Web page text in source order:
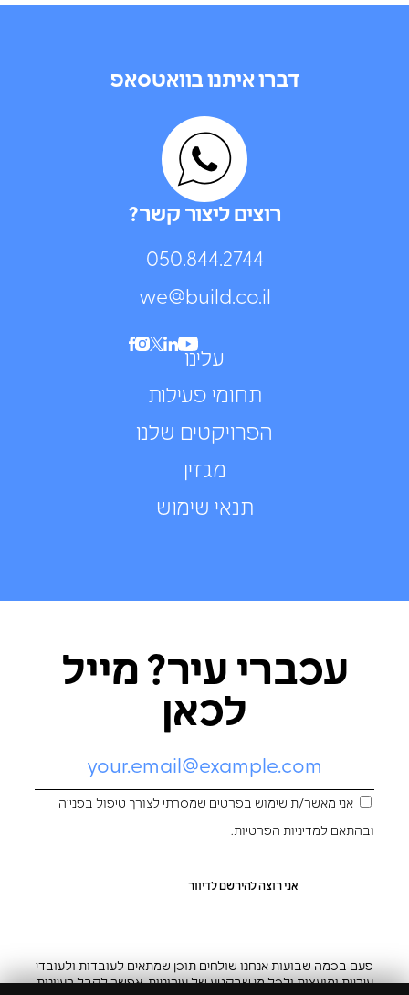
עלינו
תחומי פעילות
הפרויקטים שלנו
מגזין
תנאי שימוש
דברו איתנו בוואטסאפ
רוצים ליצור קשר?
050.844.2744⁩
we@build.co.il
עכברי עיר? מייל
לכאן
אני מאשר/ת שימוש בפרטים שמסרתי לצורך טיפול בפנייה
ובהתאם למדיניות הפרטיות.
פעם בכמה שבועות אנחנו שולחים תוכן שמתאים לעובדות ולעובדי
עיריות ומועצות ולכל מי שבקטע של עירוניות. אפשר לקבל רעיונות